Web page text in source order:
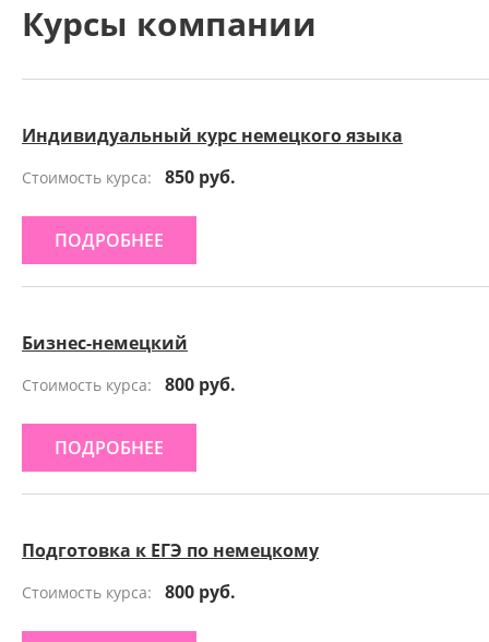
Курсы компании
Индивидуальный курс немецкого языка
Стоимость курса: 850 руб.
ПОДРОБНЕЕ
Бизнес-немецкий
Стоимость курса: 800 руб.
ПОДРОБНЕЕ
Подготовка к ЕГЭ по немецкому
Стоимость курса: 800 руб.